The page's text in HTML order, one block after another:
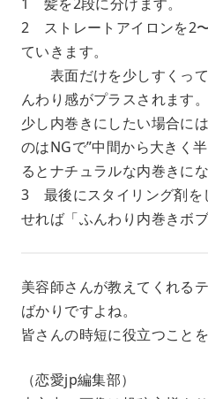
2 ストレートアイロンを2
ていきます。
表面だけを少しすくって
んわり感がプラスされます。
少し内巻きにしたい場合に
のはNGで”中間から大きく
るとナチュラルな内巻きにな
3 最後にスタイリング剤を
せれば「ふんわり内巻きボ
美容師さんが教えてくれる
ばかりですよね。
皆さんの時短に役立つこと
（恋愛jp編集部）